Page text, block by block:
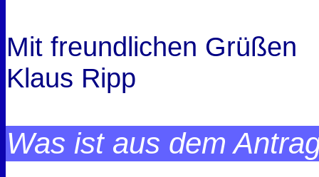
Mit freundlichen Grüßen
Klaus Ripp
Was ist aus dem